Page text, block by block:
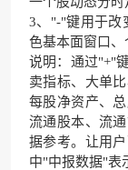
3、"-"键用于改
色基本面窗口、
说明：通过"+"
卖指标、大单
每股净资产、
流通股本、流
据参考。让用
中"中报数据"表